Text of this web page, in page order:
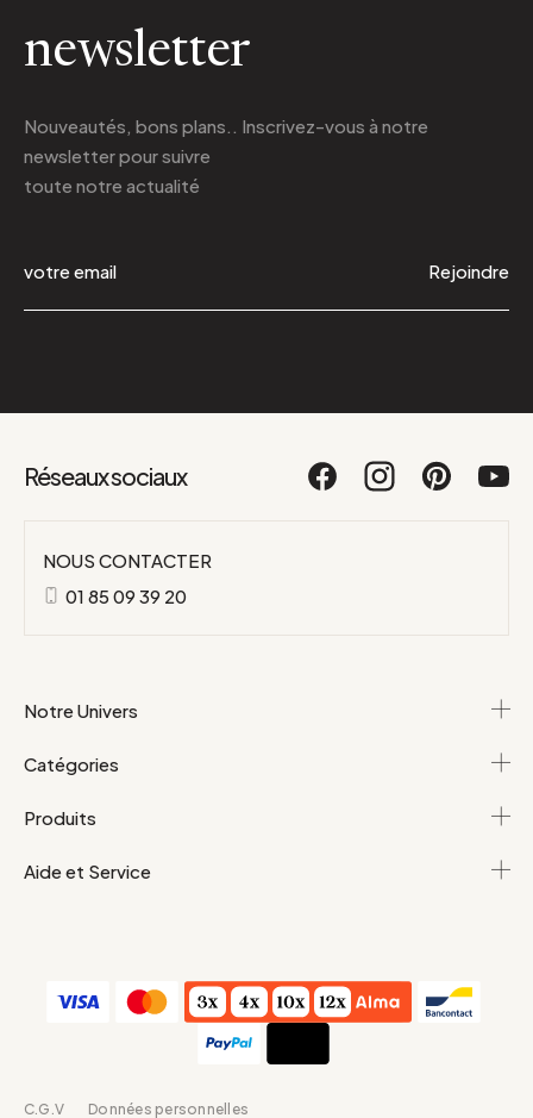
newsletter
Nouveautés, bons plans.. Inscrivez-vous à notre
newsletterpour suivre
toute notre actualité
Rejoindre
Réseaux sociaux
NOUS CONTACTER
01 85 09 39 20
Notre Univers
Catégories
Produits
Aide et Service
C.G.V Données personnelles